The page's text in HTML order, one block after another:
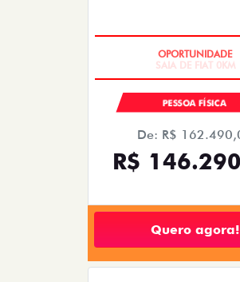
templates.template-